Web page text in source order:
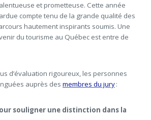
et prometteuse. Cette année
compte tenu de la grande qualité des
hautement inspirants soumis. Une
du tourisme au Québec est entre de
d’évaluation rigoureux, les personnes
auprès des membres du jury:
souligner une distinction dans la